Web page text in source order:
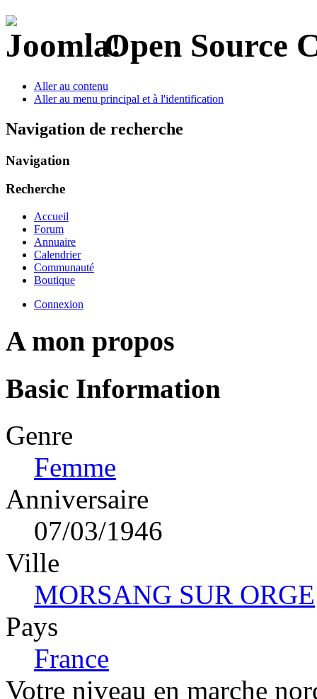
Open Source
Aller au contenu
Aller au menu principal et à l'identification
Navigation de recherche
Navigation
Recherche
Accueil
Forum
Annuaire
Calendrier
Communauté
Boutique
Connexion
A mon propos
Basic Information
Genre
Femme
Anniversaire
07/03/1946
Ville
MORSANG SUR ORGE
Pays
France
Votre niveau en marche